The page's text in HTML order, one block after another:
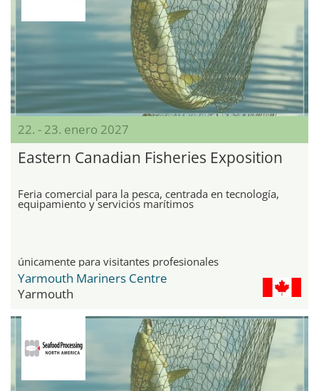
22. - 23. enero 2027
Eastern Canadian Fisheries Exposition
Feria comercial para la pesca, centrada en tecnología,
equipamiento y servicios marítimos
únicamente para visitantes profesionales
Yarmouth Mariners Centre
Yarmouth